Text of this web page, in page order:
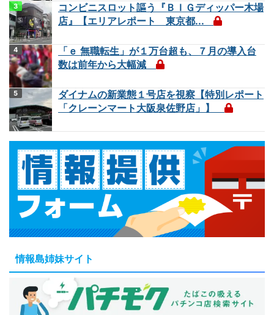
コンビニスロット謳う『ＢＩＧディッパー木場
店』【エリアレポート 東京都...
「ｅ 無職転生」が１万台超も、７月の導入台
数は前年から大幅減
ダイナムの新業態１号店を視察【特別レポート
「クレーンマート大阪泉佐野店」】
情報島姉妹サイト